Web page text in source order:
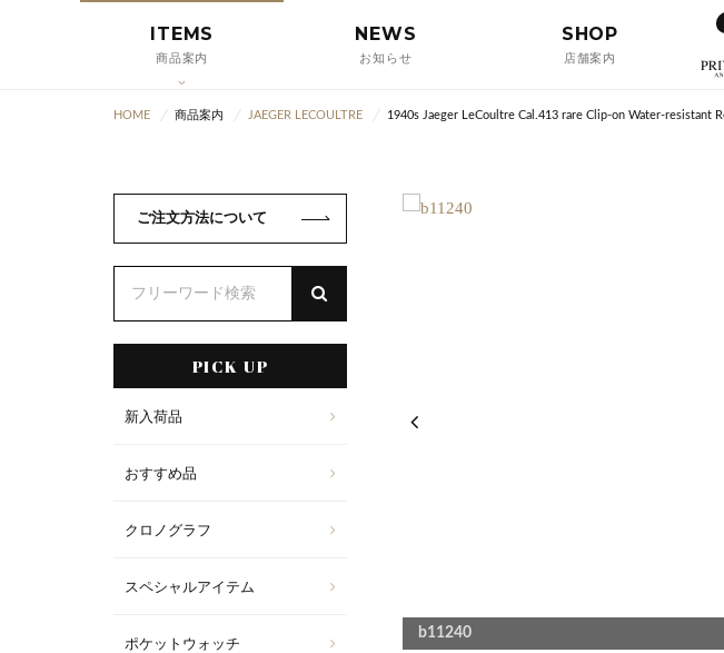
ITEMS
商品案内
NEWS
お知らせ
SHOP
店舗案内
HOME 商品案内 JAEGER LECOULTRE 1940s Jaeger LeCoultre Cal.413 rare Clip-on Water-resistant
ご注文方法について
PICK UP
新入荷品
おすすめ品
クロノグラフ
スペシャルアイテム
ポケットウォッチ
b11240